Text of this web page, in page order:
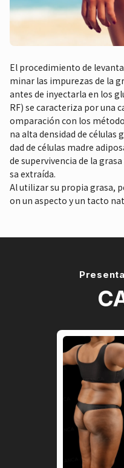
El procedimiento de
minar las impurezas de la
antes de inyectarla en los
RF) se caracteriza por una
omparación con los
na alta densidad de células
dad de células madre
de supervivencia de la
sa extraída.
Al utilizar su propia grasa,
on un aspecto y un tacto